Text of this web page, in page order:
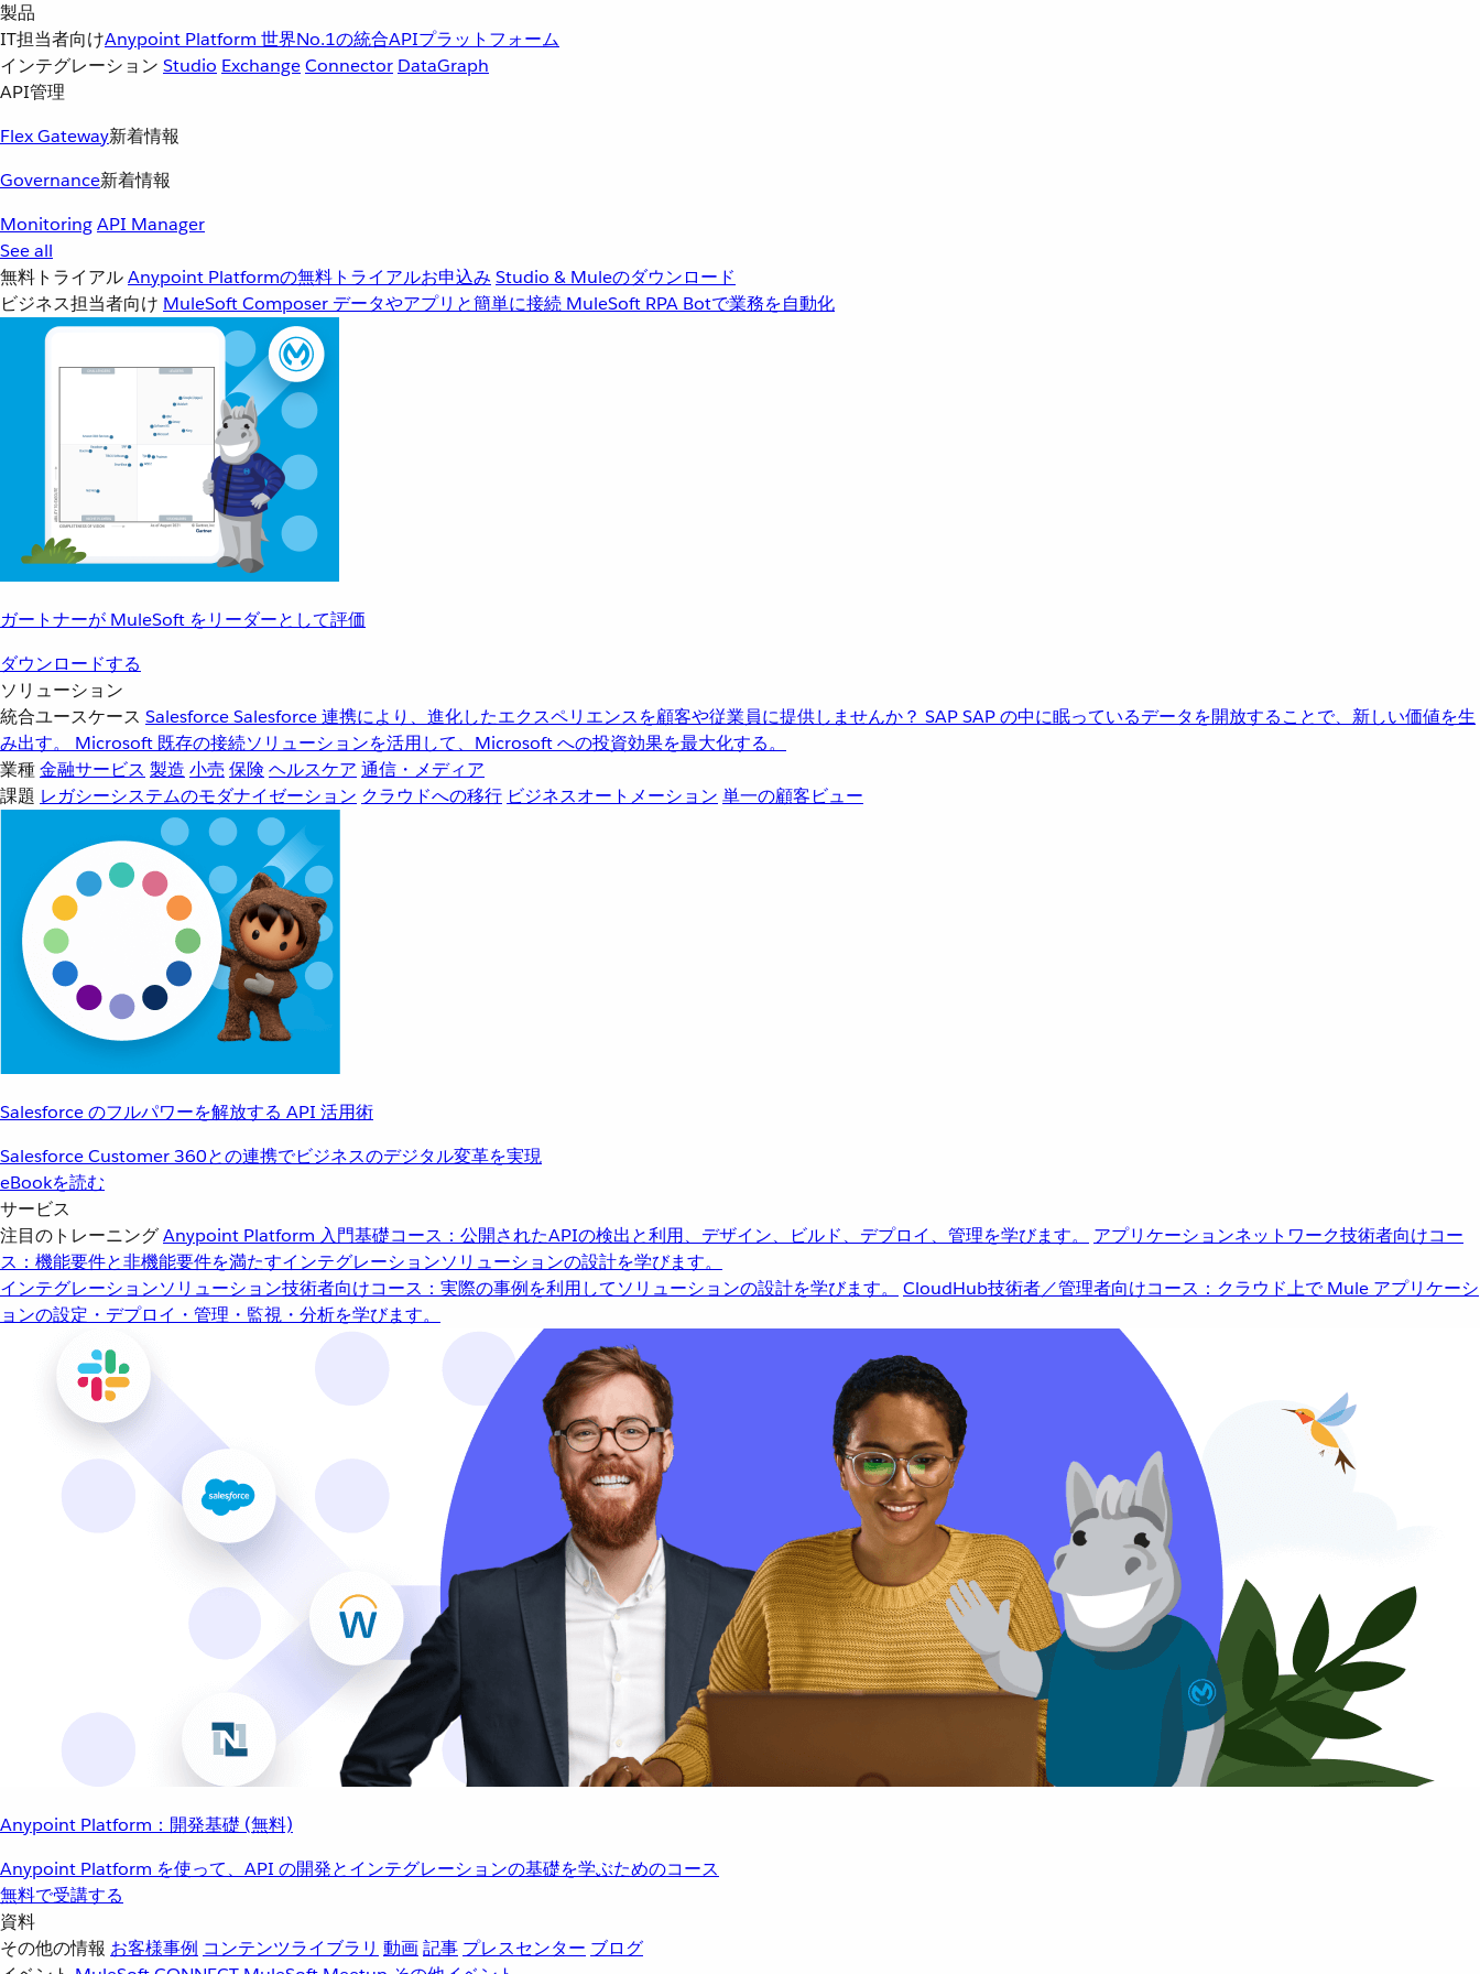
製品
IT担当者向けAnypoint Platform 世界No.1の統合APIプラットフォーム
インテグレーション Studio ExchangeConnector DataGraph
API管理
Flex Gateway新着情報
Governance新着情報
MonitoringAPI Manager
See all
無料トライアルAnypoint Platformの無料トライアルお申込み Studio & Muleのダウンロード
ビジネス担当者向け MuleSoft Composer データやアプリと簡単に接続 MuleSoft RPA Botで業務を自動化
ガートナーが MuleSoft をリーダーとして評価
ダウンロードする
ソリューション
統合ユースケース SalesforceSalesforce 連携により、進化したエクスペリエンスを顧客や従業員に提供しませんか？ SAPSAP の中に眠っているデータを開放することで、新しい価値を生
み出す。
Microsoft 既存の接続ソリューションを活用して、Microsoft への投資効果を最大化する。
業種金融サービス 製造 小売 保険 ヘルスケア 通信・メディア
課題 レガシーシステムのモダナイゼーション クラウドへの移行 ビジネスオートメーション 単一の顧客ビュー
Salesforce のフルパワーを解放する API 活用術
Salesforce Customer 360との連携でビジネスのデジタル変革を実現
eBookを読む
サービス
注目のトレーニングAnypoint Platform 入門基礎コース：公開されたAPIの検出と利用、デザイン、ビルド、デプロイ、管理を学びます。 アプリケーションネットワーク技術者向けコー
ス：機能要件と非機能要件を満たすインテグレーションソリューションの設計を学びます。
インテグレーションソリューション技術者向けコース：実際の事例を利用してソリューションの設計を学びます。 CloudHub技術者／管理者向けコース：クラウド上で Mule アプリケーシ
ョンの設定・デプロイ・管理・監視・分析を学びます。
Anypoint Platform：開発基礎 (無料)
Anypoint Platform を使って、API の開発とインテグレーションの基礎を学ぶためのコース
無料で受講する
資料
その他の情報 お客様事例 コンテンツライブラリ 動画記事 プレスセンター ブログ